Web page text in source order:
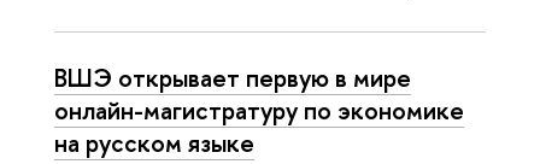
ВШЭ открывает первую в мире
онлайн-магистратуру по экономике
на русском языке